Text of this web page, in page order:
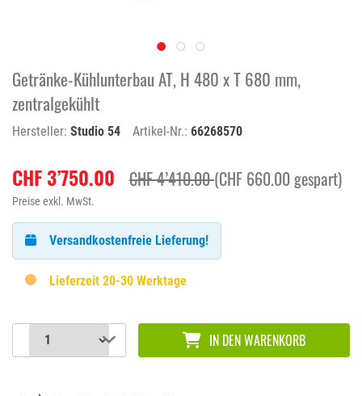
Getränke-Kühlunterbau AT, H 480 x T 680 mm,
zentralgekühlt
Hersteller: Studio 54 Artikel-Nr.: 66268570
CHF 3’750.00 CHF 4’410.00(CHF 660.00 gespart)
Preise exkl. MwSt.
Versandkostenfreie Lieferung!
Lieferzeit 20-30 Werktage
IN DEN WARENKORB